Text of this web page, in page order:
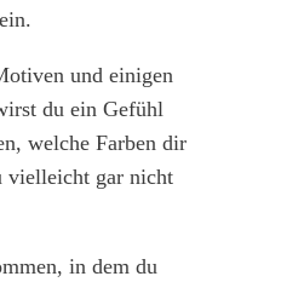
und einigen
du ein Gefühl
welche Farben dir
vielleicht gar nicht
in dem du